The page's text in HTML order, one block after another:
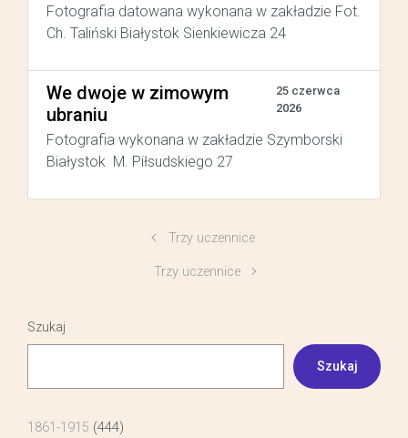
Fotografia datowana wykonana w zakładzie Fot.
Ch. Taliński Białystok Sienkiewicza 24
We dwoje w zimowym
ubraniu
25 czerwca
2026
Fotografia wykonana w zakładzie Szymborski
Białystok M. Piłsudskiego 27
Trzy uczennice
Trzy uczennice
Szukaj
Szukaj
1861-1915 (444)